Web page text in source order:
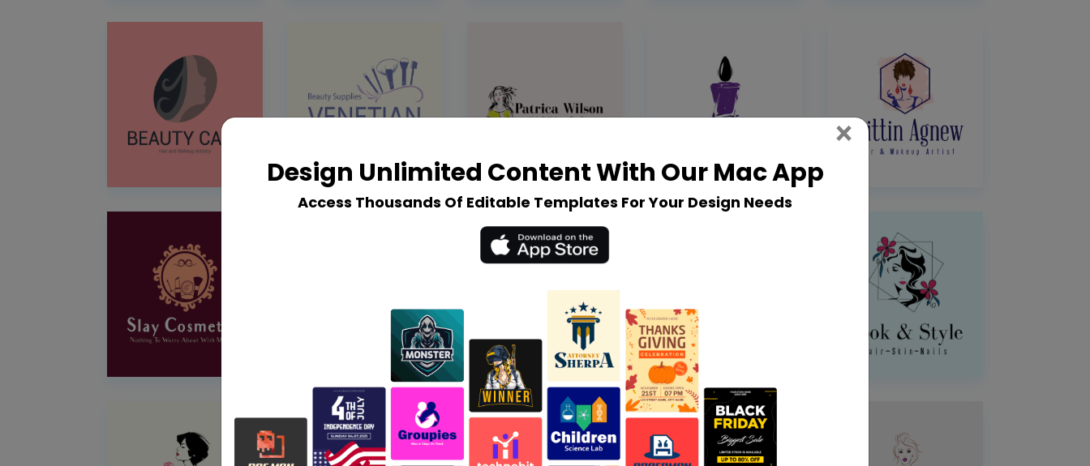
Design Unlimited Content With Our Mac App
Access Thousands Of Editable Templates For Your Design Needs
× Close